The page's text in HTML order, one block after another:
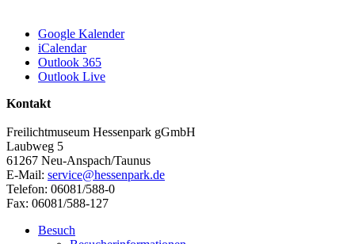
Google Kalender
iCalendar
Outlook 365
Outlook Live
Kontakt
Freilichtmuseum Hessenpark gGmbH
Laubweg 5
61267 Neu-Anspach/Taunus
E-Mail: service@hessenpark.de
Telefon: 06081/588-0
Fax: 06081/588-127
Besuch